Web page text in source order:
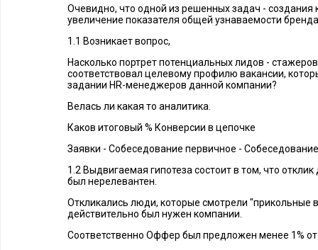
что хочет моя целевая аудитория? А где еще она проводит
4. Активно знакомиться с таксистами
Анастасия Якушева, создатель и
Miss X
В нашей стране есть дефицит
И вот мы столкнулись с дефицитом
возникла такая проблема, я понимала,
достаточно мало швей, поэтому нужно расчитывать на
мне, человеку, который по жизни не сталкивается с этой
их на работу.
И тогда я задалась вопросом – а с кем они
Очевидно, что одной из решенных задач - создания
увеличение показателя общей узнаваемости
1.1 Возникает вопрос,
Насколько портрет потенциальных лидов -
соответствовал целевому профилю вакансии,
задании HR-менеджеров данной компании?
Велась ли какая то аналитика.
Каков итоговый % Конверсии в цепочке
Заявки - Собеседование первичное -
1.2 Выдвигаемая гипотеза состоит в том, что
был нерелевантен.
Откликались люди, которые смотрели "прикольные
действительно был нужен компании.
Соответственно Оффер был предложен менее 1% от